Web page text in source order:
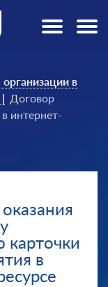
в
Договор
интернет-
в